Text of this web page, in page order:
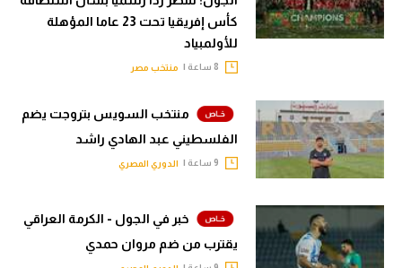
كأس إفريقيا تحت 23 عاما المؤهلة
للأولمبياد
منتخب مصر
منتخب السويس بتروجت يضم
الفلسطيني عبد الهادي راشد
الدوري المصري
خبر في الجول - الكرمة العراقي
يقترب من ضم مروان حمدي